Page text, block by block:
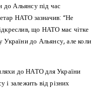
до Альянсу під час
НАТО зазначив: “Не
що НАТО має чітке
до Альянсу, але коли
до НАТО для України
і залежить від різних